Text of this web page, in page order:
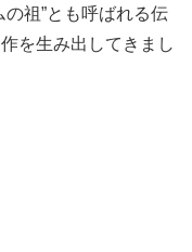
祖”とも呼ばれる伝
を生み出してきまし